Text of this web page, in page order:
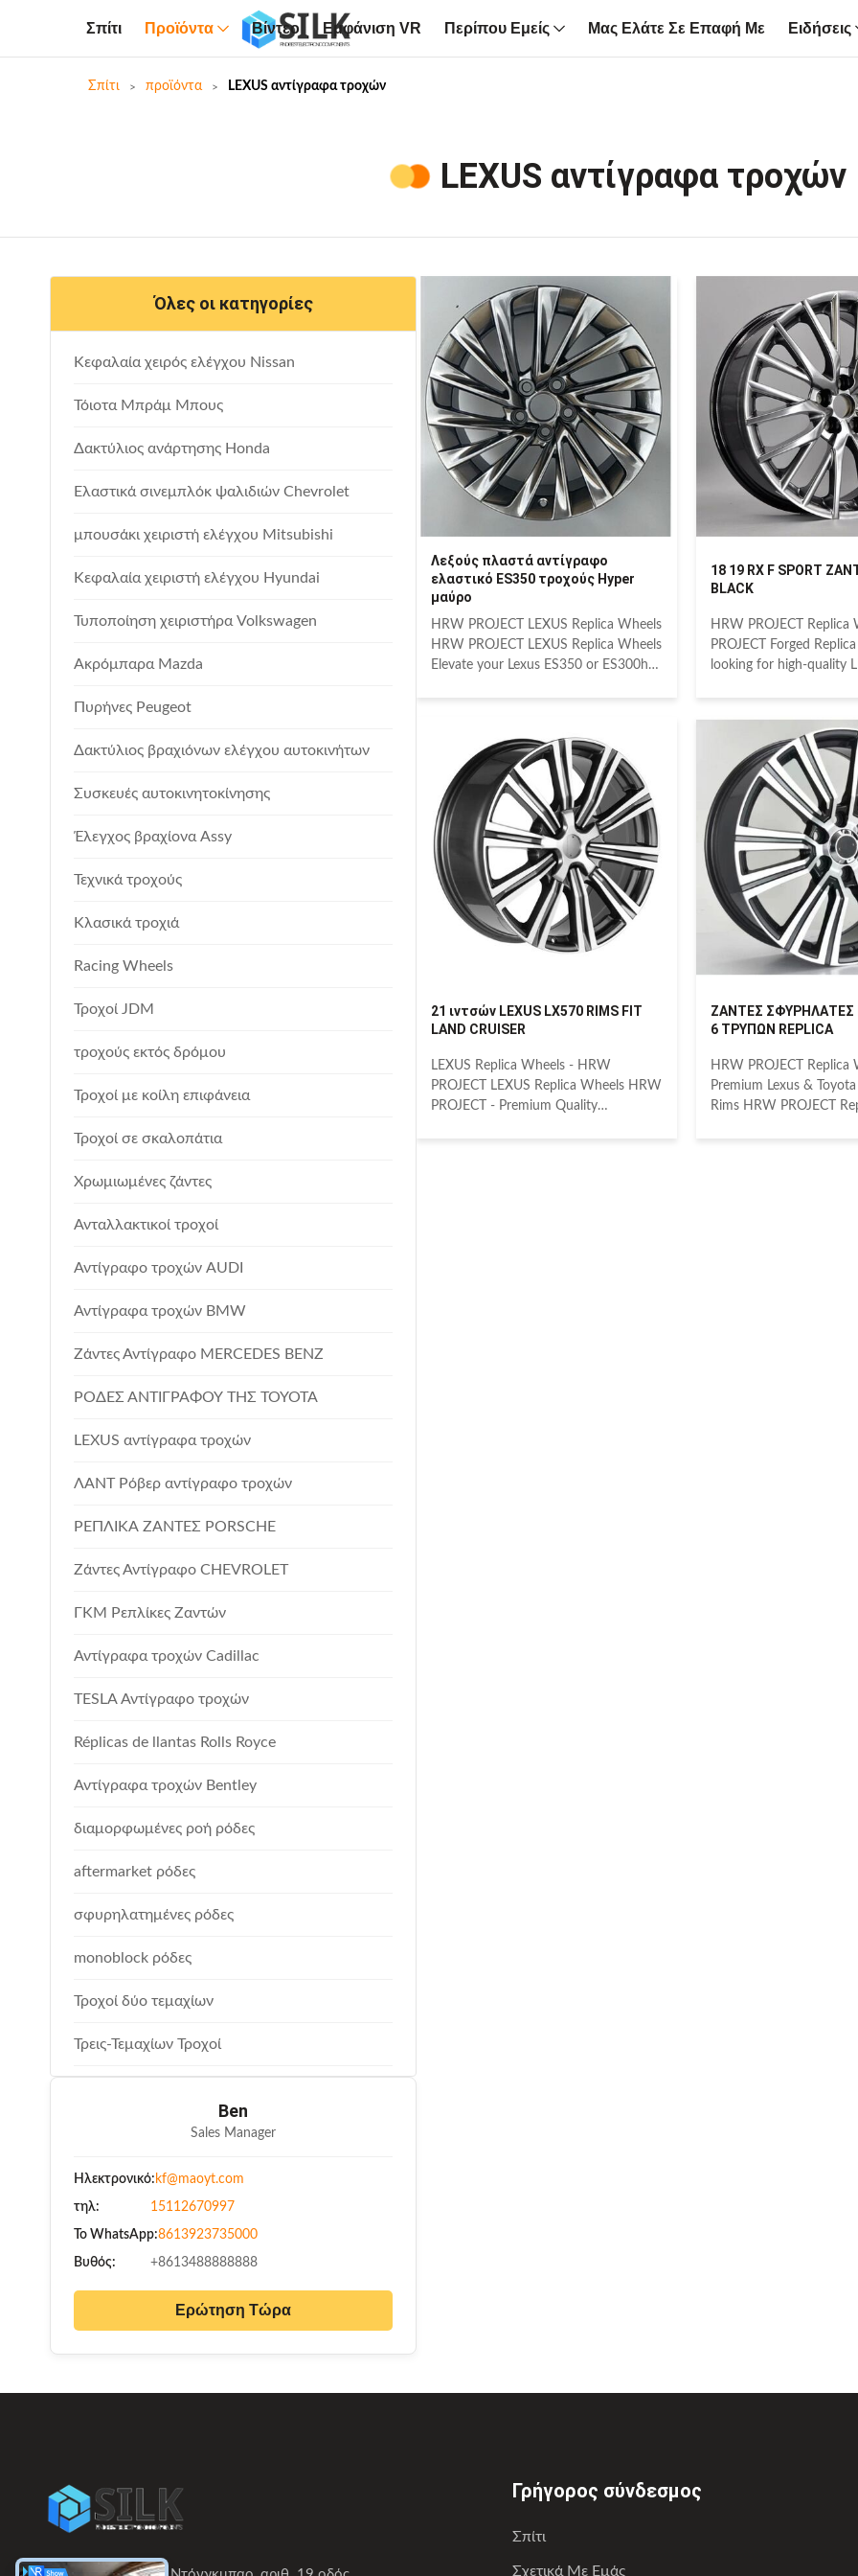
Σπίτι Προϊόντα Βίντεο Εμφάνιση VR Περίπου Εμείς Μας Ελάτε Σε Επαφή Με Ειδήσεις
Σπίτι προϊόντα LEXUS αντίγραφα τροχών
LEXUS αντίγραφα τροχών
Όλες οι κατηγορίες
Κεφαλαία χειρός ελέγχου Nissan
Τόιοτα Μπράμ Μπους
Δακτύλιος ανάρτησης Honda
Ελαστικά σινεμπλόκ ψαλιδιών Chevrolet
μπουσάκι χειριστή ελέγχου Mitsubishi
Κεφαλαία χειριστή ελέγχου Hyundai
Τυποποίηση χειριστήρα Volkswagen
Ακρόμπαρα Mazda
Πυρήνες Peugeot
Δακτύλιος βραχιόνων ελέγχου αυτοκινήτων
Συσκευές αυτοκινητοκίνησης
Έλεγχος βραχίονα Assy
Τεχνικά τροχούς
Κλασικά τροχιά
Racing Wheels
Τροχοί JDM
τροχούς εκτός δρόμου
Τροχοί με κοίλη επιφάνεια
Τροχοί σε σκαλοπάτια
Χρωμιωμένες ζάντες
Ανταλλακτικοί τροχοί
Αντίγραφο τροχών AUDI
Αντίγραφα τροχών BMW
Ζάντες Αντίγραφο MERCEDES BENZ
ΡΟΔΕΣ ΑΝΤΙΓΡΑΦΟΥ ΤΗΣ TOYOTA
LEXUS αντίγραφα τροχών
ΛΑΝΤ Ρόβερ αντίγραφο τροχών
ΡΕΠΛΙΚΑ ΖΑΝΤΕΣ PORSCHE
Ζάντες Αντίγραφο CHEVROLET
ΓΚΜ Ρεπλίκες Ζαντών
Αντίγραφα τροχών Cadillac
TESLA Αντίγραφο τροχών
Réplicas de llantas Rolls Royce
Αντίγραφα τροχών Bentley
διαμορφωμένες ροή ρόδες
aftermarket ρόδες
σφυρηλατημένες ρόδες
monoblock ρόδες
Τροχοί δύο τεμαχίων
Τρεις-Τεμαχίων Τροχοί
Ben
Sales Manager
Ηλεκτρονικό: kf@maoyt.com
τηλ: 15112670997
Το WhatsApp:8613923735000
Βυθός: +8613488888888
Ερώτηση Τώρα
Λεξούς πλαστά αντίγραφο
ελαστικό ES350 τροχούς Hyper
μαύρο
HRW PROJECT LEXUS Replica Wheels
HRW PROJECT LEXUS Replica Wheels
Elevate your Lexus ES350 or ES300h
factory originals, these wheels offer an
identical look and perfect fit at a
significantly more affordable price than
dealer options. Experience reliable
performance and sophisticated
aesthetics for years to come. Identical
look and fit to factory original wheels.
More
18 19 RX F SPORT
BLACK
HRW PROJECT Replica
PROJECT Forged
looking for high-quality
wheels are made to the
specifications of
are identical in look
factory originals yet are
more affordable price
from the dealer. These
Wheels will offer
for years to come. Made
finest aluminum
21 ιντσών LEXUS LX570 RIMS FIT
LAND CRUISER
LEXUS Replica Wheels - HRW
PROJECT LEXUS Replica Wheels HRW
PROJECT - Premium Quality
ΖΑΝΤΕΣ ΣΦΥΡΗΛΑΤΕΣ
6 ΤΡΥΠΩΝ REPLICA
HRW PROJECT Replica
Premium Lexus &
Rims HRW PROJECT
Γρήγορος σύνδεσμος
Σπίτι
Σχετικά Με Εμάς